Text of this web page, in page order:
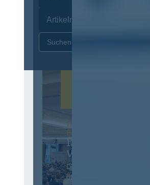
12. & 13. November 2026 in
Berlin
13. Deutscher
Vergabetag
Der Jahreskongress für
öffentliches